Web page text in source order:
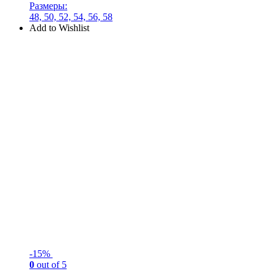
Размеры:
48, 50, 52, 54, 56, 58
Add to Wishlist
-15%
0 out of 5